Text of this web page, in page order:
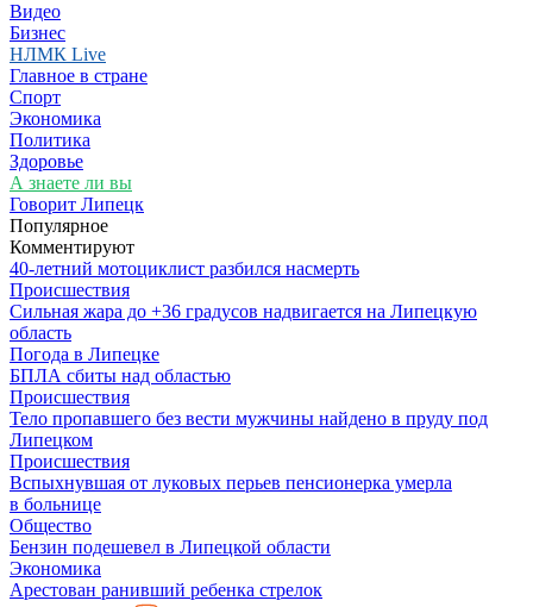
Видео
Бизнес
НЛМК Live
Главное в стране
Спорт
Экономика
Политика
Здоровье
А знаете ли вы
Говорит Липецк
Популярное
Комментируют
40-летний мотоциклист разбился насмерть
Происшествия
Сильная жара до +36 градусов надвигается на Липецкую
область
Погода в Липецке
БПЛА сбиты над областью
Происшествия
Тело пропавшего без вести мужчины найдено в пруду под
Липецком
Происшествия
Вспыхнувшая от луковых перьев пенсионерка умерла
в больнице
Общество
Бензин подешевел в Липецкой области
Экономика
Арестован ранивший ребенка стрелок